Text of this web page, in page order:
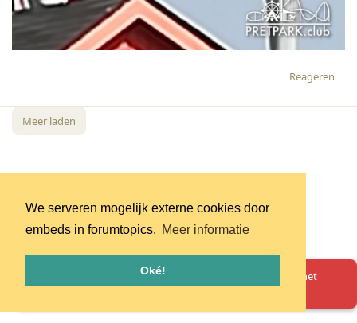
We serveren mogelijk externe cookies door
embeds in forumtopics. Meer informatie
Oké!
Reageren
Meer laden
Oeps! Er is iets misgegaan. Herlaad de pagina en probeer het
opnieuw.